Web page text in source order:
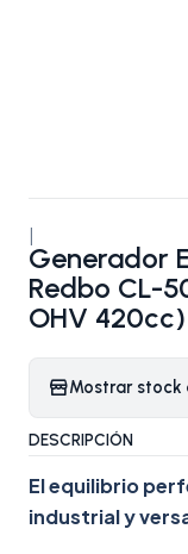
Generador
Redbo CL-
OHV 420cc)
Mostrar stock
DESCRIPCIÓN
El equilibrio
industrial y